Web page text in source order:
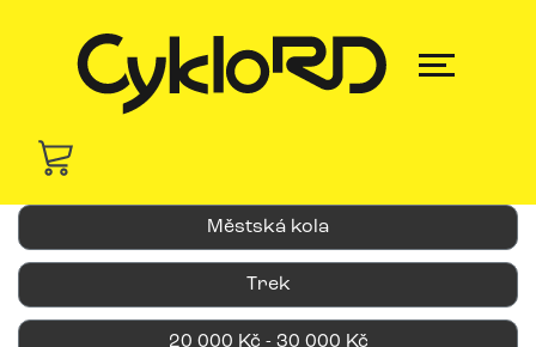
Městská kola
Trek
20 000 Kč - 30 000 Kč